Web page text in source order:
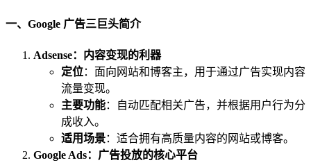
一、Google 广告三巨头简介
Adsense：内容变现的利器
定位：面向网站和博客主，用于通过广告实现内容
流量变现。
主要功能：自动匹配相关广告，并根据用户行为分
成收入。
适用场景：适合拥有高质量内容的网站或博客。
Google Ads：广告投放的核心平台